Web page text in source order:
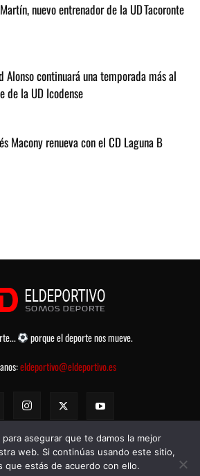
nuevo entrenador de la UD Tacoronte
Alonso continuará una temporada más al
de la UD Icodense
Macony renueva con el CD Laguna B
porque el deporte nos mueve.
eldeportivo@eldeportivo.es
asegurar que te damos la mejor
web. Si continúas usando este sitio,
que estás de acuerdo con ello.